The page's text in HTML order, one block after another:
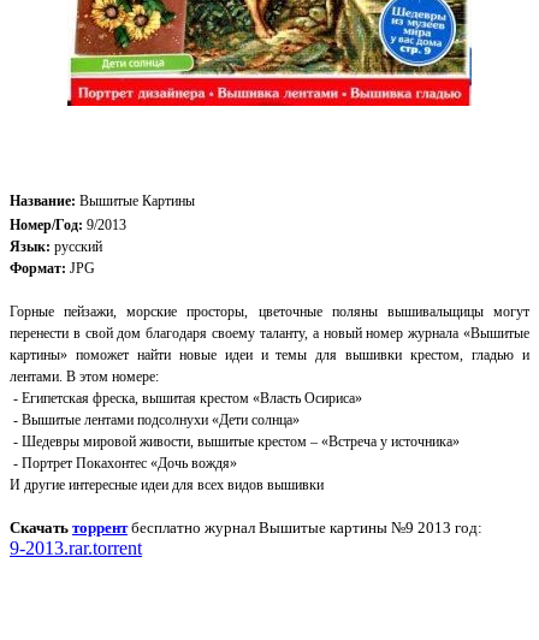
Название: Вышитые Картины
Номер/Год: 9/2013
Язык: русский
Формат: JPG
Горные пейзажи, морские просторы, цветочные поляны вышивальщицы могут
перенести в свой дом благодаря своему таланту, а новый номер журнала «Вышитые
картины» поможет найти новые идеи и темы для вышивки крестом, гладью и
лентами. В этом номере:
- Египетская фреска, вышитая крестом «Власть Осириса»
- Вышитые лентами подсолнухи «Дети солнца»
- Шедевры мировой живости, вышитые крестом – «Встреча у источника»
- Портрет Покахонтес «Дочь вождя»
И другие интересные идеи для всех видов вышивки
Скачать торрентбесплатно журнал Вышитые картины №9 2013 год:
9-2013.rar.torrent